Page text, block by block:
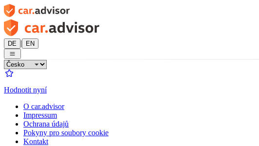
DE | EN
Hodnotit nyní
O car.advisor
Impressum
Ochrana údajů
Pokyny pro soubory cookie
Kontakt